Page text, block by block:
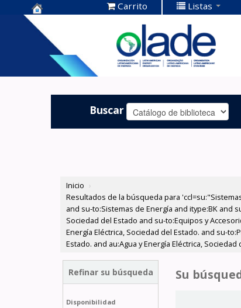
Centro de
Documentación
OLADE -
Carrito Listas
Buscar
Inicio ›
Resultados de la búsqueda para
and su-to:Sistemas de Energía and itype:BK and
Sociedad del Estado and su-to:Equipos y
Energía Eléctrica, Sociedad del Estado. and su-
Estado. and au:Agua y Energía Eléctrica, Sociedad
Refinar su búsqueda
Disponibilidad
Su